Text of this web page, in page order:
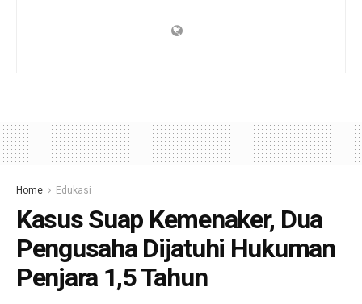
Home Edukasi
Kasus Suap Kemenaker, Dua
Pengusaha Dijatuhi Hukuman
Penjara 1,5 Tahun